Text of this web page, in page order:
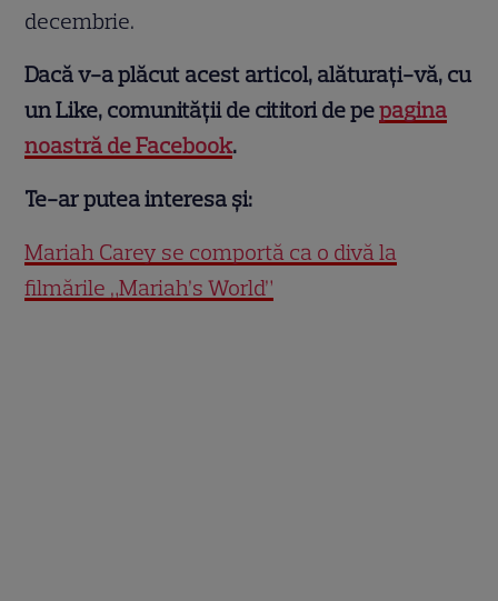
decembrie.
Dacă v-a plăcut acest articol, alăturați-vă, cu
un Like, comunității de cititori de pepagina
noastră de Facebook.
Te-ar putea interesa și:
Mariah Carey se comportă ca o divă la
filmările „Mariah’s World”